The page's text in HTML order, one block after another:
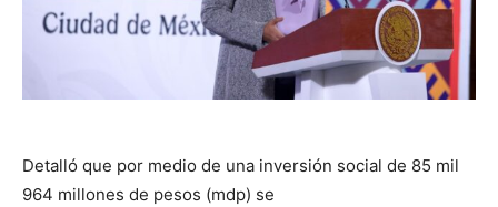
Detalló que por medio de una inversión social de 85 mil
964 millones de pesos (mdp) se